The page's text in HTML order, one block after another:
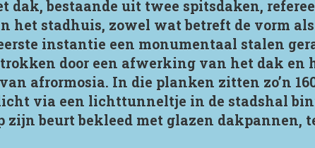
dak, bestaande uit twee spitsdaken,
het stadhuis, zowel wat betreft de vorm
instantie een monumentaal stalen
door een afwerking van het dak en
afrormosia. In die planken zitten zo’n
via een lichttunneltje in de stadshal
beurt bekleed met glazen dakpannen,